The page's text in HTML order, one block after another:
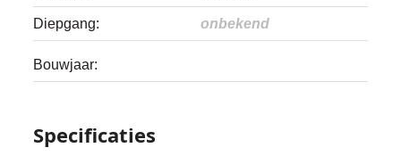
Diepgang: onbekend
Bouwjaar:
Specificaties